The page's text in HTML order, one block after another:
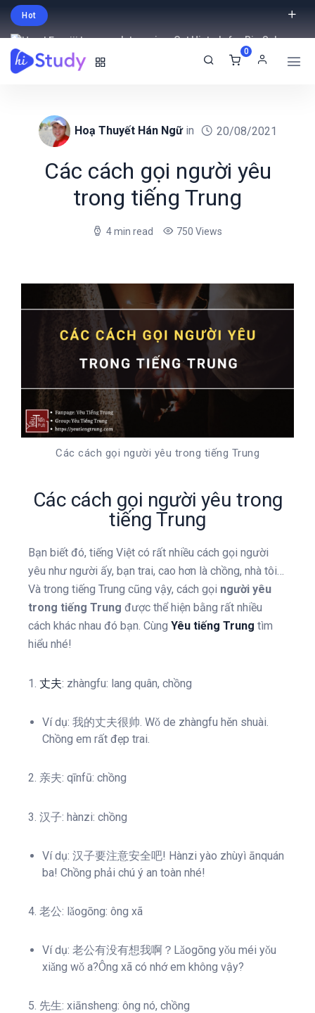
Hot
Intro price. Get Histudy for Big Sale
-95% off.
0
Hoạ Thuyết Hán Ngữin 20/08/2021
Các cách gọi người yêu
trong tiếng Trung
4 min read 750 Views
Các cách gọi người yêu trong tiếng Trung
Các cách gọi người yêu trong
tiếng Trung
Bạn biết đó, tiếng Việt có rất nhiều cách gọi người
yêu như người ấy, bạn trai, cao hơn là chồng, nhà tôi…
Và trong tiếng Trung cũng vậy, cách gọi người yêu
trong tiếng Trung được thể hiện bằng rất nhiều
cách khác nhau đó bạn. Cùng Yêu tiếng Trung tìm
hiểu nhé!
1. 丈夫: zhàngfu: lang quân, chồng
Ví dụ: 我的丈夫很帅. Wǒ de zhàngfu hěn shuài.
Chồng em rất đẹp trai.
2. 亲夫: qīnfū: chồng
3. 汉子: hànzi: chồng
Ví dụ: 汉子要注意安全吧! Hànzi yào zhùyì ānquán
ba! Chồng phải chú ý an toàn nhé!
4. 老公: lǎogōng: ông xã
Ví dụ: 老公有没有想我啊？Lǎogōng yǒu méi yǒu
xiǎng wǒ a?Ông xã có nhớ em không vậy?
5. 先生: xiānsheng: ông nó, chồng